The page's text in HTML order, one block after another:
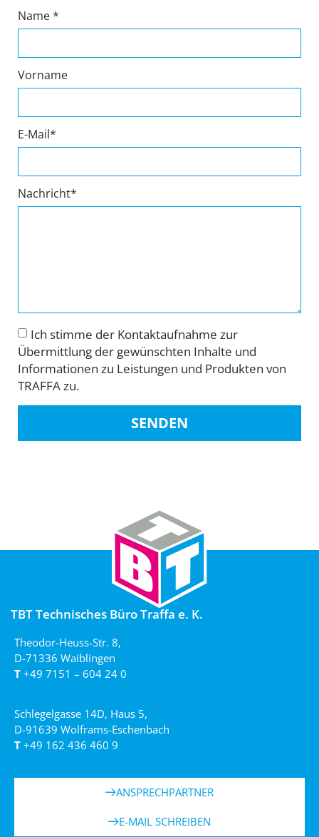
Name *
Vorname
E-Mail*
Nachricht*
Ich stimme der Kontaktaufnahme zur
Übermittlung der gewünschten Inhalte und
Informationen zu Leistungen und Produkten von
TRAFFA zu.
SENDEN
TBT Technisches Büro Traffa e. K.
Theodor-Heuss-Str. 8,
D-71336 Waiblingen
T +49 7151 – 604 24 0
Schlegelgasse 14D, Haus 5,
D-91639 Wolframs-Eschenbach
T +49 162 436 460 9
ANSPRECHPARTNER
E-MAIL SCHREIBEN